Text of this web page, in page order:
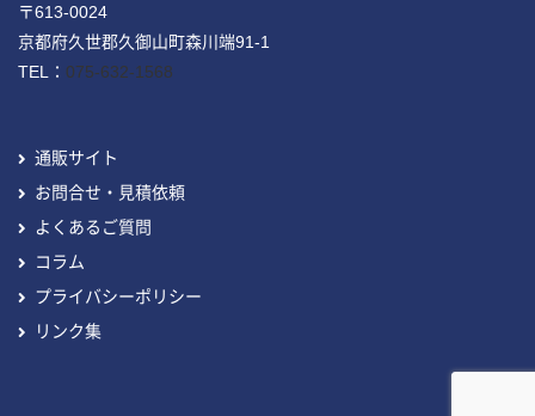
〒613-0024
京都府久世郡久御山町森川端91-1
TEL： 075-632-1568
通販サイト
お問合せ・見積依頼
よくあるご質問
コラム
プライバシーポリシー
リンク集